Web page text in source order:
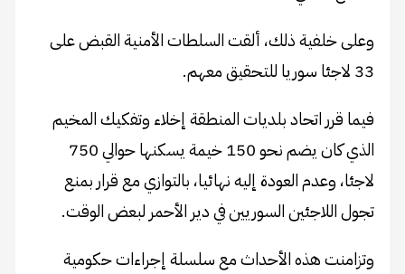
وعلى خلفية ذلك، ألقت السلطات الأمنية القبض على
33 لاجئا سوريا للتحقيق معهم.
فيما قرر اتحاد بلديات المنطقة إخلاء وتفكيك المخيم
الذي كان يضم نحو 150 خيمة يسكنها حوالي 750
لاجئا، وعدم العودة إليه نهائيا، بالتوازي مع قرار بمنع
تجول اللاجئين السوريين في دير الأحمر لبعض الوقت.
وتزامنت هذه الأحداث مع سلسلة إجراءات حكومية